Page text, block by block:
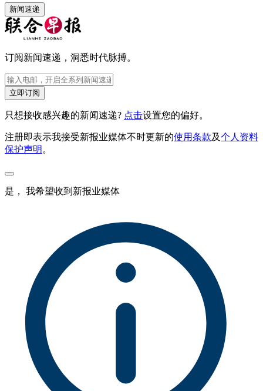
新闻速递
订阅新闻速递，洞悉时代脉搏。
立即订阅
只想接收感兴趣的新闻速递? 点击设置您的偏好。
注册即表示我接受新报业媒体不时更新的使用条款及个人资料
保护声明 。
是， 我希望收到新报业媒体